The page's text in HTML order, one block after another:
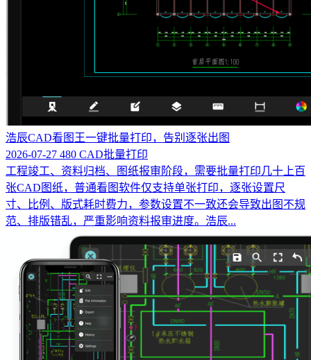
浩辰CAD看图王一键批量打印，告别逐张出图
2026-07-27 480 CAD批量打印
工程竣工、资料归档、图纸报审阶段，需要批量打印几十上百
张CAD图纸，普通看图软件仅支持单张打印，逐张设置尺
寸、比例、版式耗时费力，参数设置不一致还会导致出图不规
范、排版错乱，严重影响资料报审进度。浩辰...